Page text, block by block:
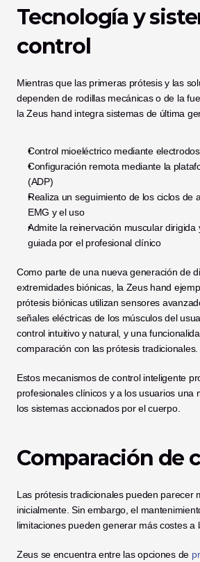
Tecnología y
control
Mientras que las primeras prótesis y las
dependen de rodillas mecánicas o de la
la Zeus hand integra sistemas de última
Control mioeléctrico mediante
Configuración remota mediante la
(ADP)
Realiza un seguimiento de los ciclos de
EMG y el uso
Admite la reinervación muscular dirigida
guiada por el profesional clínico
Como parte de una nueva generación de
extremidades biónicas, la Zeus hand
prótesis biónicas utilizan sensores
señales eléctricas de los músculos del
control intuitivo y natural, y una
comparación con las prótesis tradicionales.
Estos mecanismos de control inteligente
profesionales clínicos y a los usuarios una
los sistemas accionados por el cuerpo.
Comparación de
Las prótesis tradicionales pueden parecer
inicialmente. Sin embargo, el
limitaciones pueden generar más costes a
Zeus se encuentra entre las opciones de